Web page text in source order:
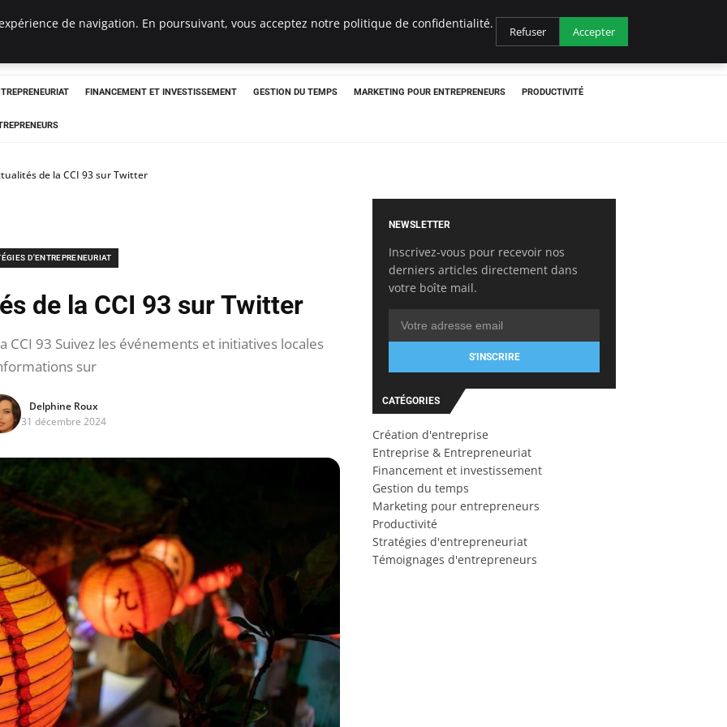
FINANCEMENT ET INVESTISSEMENT GESTION DU TEMPS MARKETING POUR ENTREPRENEURS PRODUCTIVITÉ
de la CCI 93 sur Twitter
D'ENTREPRENEURIAT
de la CCI 93 sur Twitter
CCI 93 Suivez les événements et initiatives locales
sur
Delphine Roux
31 décembre 2024
NEWSLETTER
Inscrivez-vous pour recevoir nos
derniers articles directement dans
votre boîte mail.
S'INSCRIRE
CATÉGORIES
Création d'entreprise
Entreprise & Entrepreneuriat
Financement et investissement
Gestion du temps
Marketing pour entrepreneurs
Productivité
Stratégies d'entrepreneuriat
Témoignages d'entrepreneurs
de navigation. En poursuivant, vous acceptez notre politique de confidentialité.
Refuser Accepter